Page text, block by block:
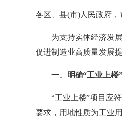
各区、县(市)人民政府，
为支持实体经济发展
促进制造业高质量发展
一、明确“工业上楼
“工业上楼”项目应符
要求，用地性质为工业